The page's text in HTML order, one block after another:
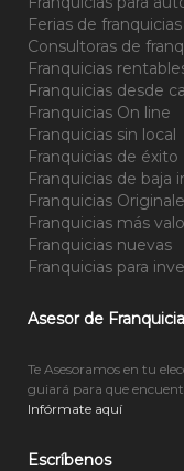
Ferias de franquicias
Consultoras de
Franquicias
Franquicias desde
Franquicias On line
Franquicias sin local
Franquicias de éxito
Franquicias de baja
Franquicias
Franquicias más
Franquicias nuevas
Franquicias para
Asesor de
Te Asesoramos en tu
guiará para que
Infórmate aquí
Escríbenos